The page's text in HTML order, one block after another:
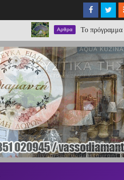
Αρθρα Το πρόγραμμα του